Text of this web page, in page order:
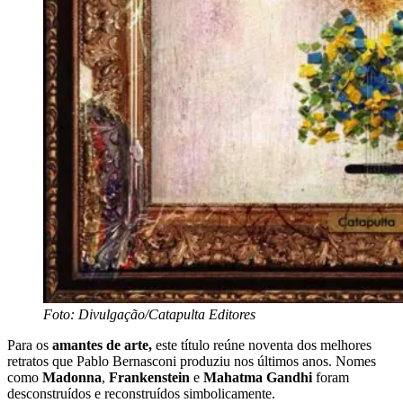
Foto: Divulgação/Catapulta Editores
Para os amantes de arte, este título reúne noventa dos melhores
retratos que Pablo Bernasconi produziu nos últimos anos. Nomes
como Madonna, Frankenstein e Mahatma Gandhi foram
desconstruídos e reconstruídos simbolicamente.